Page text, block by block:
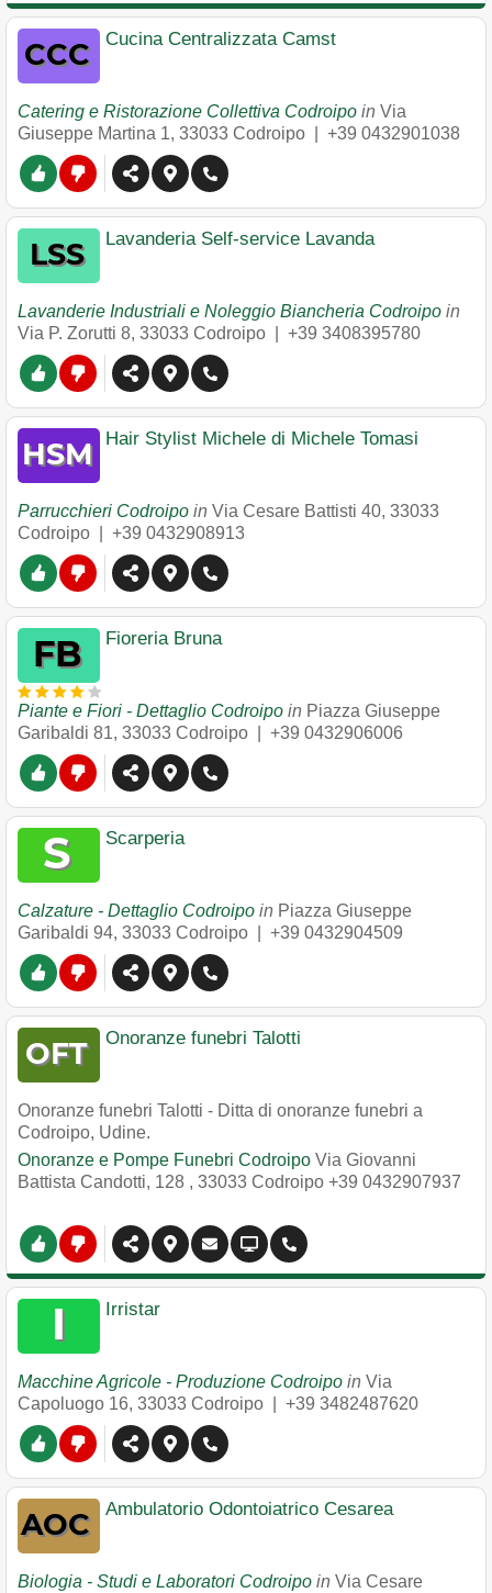
Cucina Centralizzata Camst
Catering e Ristorazione Collettiva Codroipo in Via
Giuseppe Martina 1, 33033 Codroipo +39 0432901038
Lavanderia Self-service Lavanda
Lavanderie Industriali e Noleggio Biancheria Codroipo in
Via P. Zorutti 8, 33033 Codroipo +39 3408395780
Hair Stylist Michele di Michele Tomasi
Parrucchieri Codroipo in Via Cesare Battisti 40, 33033
Codroipo
+39 0432908913
Fioreria Bruna
Piante e Fiori - Dettaglio Codroipo in Piazza Giuseppe
Garibaldi 81, 33033 Codroipo +39 0432906006
Scarperia
Calzature - Dettaglio Codroipo in Piazza Giuseppe
Garibaldi 94, 33033 Codroipo +39 0432904509
Onoranze funebri Talotti
Onoranze funebri Talotti - Ditta di onoranze funebri a
Codroipo, Udine.
Onoranze e Pompe Funebri Codroipo Via Giovanni
Battista Candotti, 128 , 33033 Codroipo +39 0432907937
Irristar
Macchine Agricole - Produzione Codroipo in Via
Capoluogo 16, 33033 Codroipo +39 3482487620
Ambulatorio Odontoiatrico Cesarea
Biologia - Studi e Laboratori Codroipo in Via Cesare